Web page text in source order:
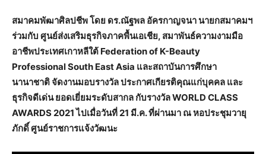
สมาคมพัฒาศิลปชีพ โดย ดร.ณัฐพล อัครกาญจนา นายกสมาคมฯ
ร่วมกับ ศูนย์ส่งเสริมธุรกิจภาคพื้นเอเชีย, สมาพันธ์ความงามมือ
อาชีพประเทศเกาหลีใต้ Federation of K-Beauty
Professional South East Asia และสถาบันการศึกษา
นานาชาติ จัดงานมอบรางวัล ประกาศเกียรติคุณแก่บุคคล และ
ธุรกิจดีเด่น ยอดเยี่ยมระดับสากล กับรางวัล WORLD CLASS
AWARDS 2021 ไปเมื่อวันที่ 21 มี.ค. ที่ผ่านมา ณ​ หอประชุม​วายุ
ภักดิ์​ ศูนย์​ราชการ​แจ้งวัฒนะ